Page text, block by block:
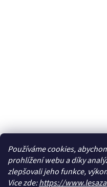
Používáme cookies,
prohlížení webu a díky
zlepšovali jeho funkce,
Vice zde:https://